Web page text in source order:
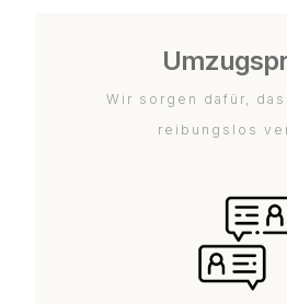
Wir sorgen dafür,
reibungslos